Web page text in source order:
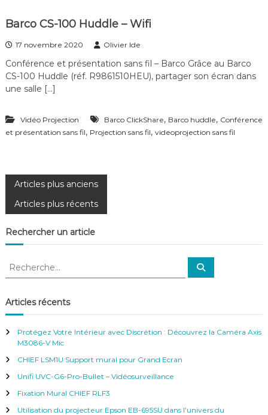
Barco CS-100 Huddle – Wifi
17 novembre 2020 Olivier Ide
Conférence et présentation sans fil – Barco Grâce au Barco
CS-100 Huddle (réf. R9861510HEU), partager son écran dans
une salle […]
Vidéo Projection Barco ClickShare, Barco huddle, Conférence
et présentation sans fil, Projection sans fil, videoprojection sans fil
N
a
v
g
a
i
o
Articles plus anciens
Articles plus récents
Rechercher un article
R
h
e
c
e
r
:
R
c
e
r
Articles récents
Protégez Votre Intérieur avec Discrétion : Découvrez la Caméra Axis
M3086-V Mic
CHIEF LSM1U Support mural pour Grand Ecran
Unifi UVC-G6-Pro-Bullet – Vidéosurveillance
Fixation Mural CHIEF RLF3
Utilisation du projecteur Epson EB-695SU dans l’univers du